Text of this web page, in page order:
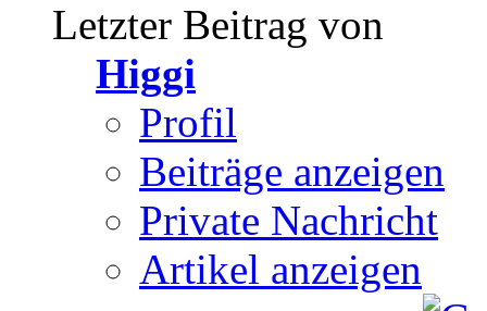
Letzter Beitrag von
Higgi
Profil
Beiträge anzeigen
Private Nachricht
Artikel anzeigen